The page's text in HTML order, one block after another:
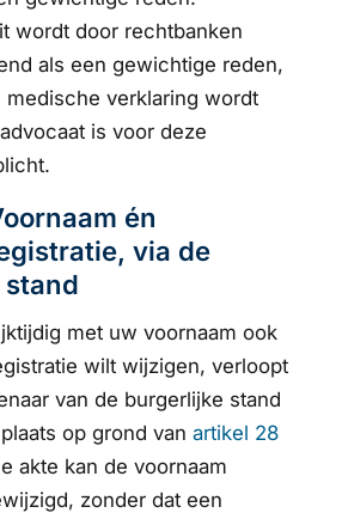
wordt door rechtbanken
als een gewichtige reden,
medische verklaring wordt
is voor deze
én
via de
met uw voornaam ook
wilt wijzigen, verloopt
van de burgerlijke stand
op grond van artikel 28
akte kan de voornaam
zonder dat een